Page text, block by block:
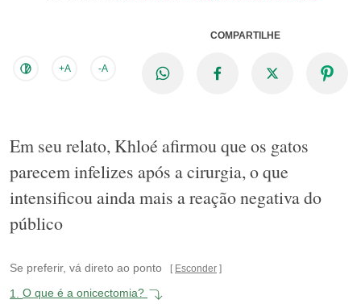
+A -A
COMPARTILHE
Em seu relato, Khloé afirmou que os gatos
parecem infelizes após a cirurgia, o que
intensificou ainda mais a reação negativa do
público
Se preferir, vá direto ao ponto Esconder
1. O que é a onicectomia?